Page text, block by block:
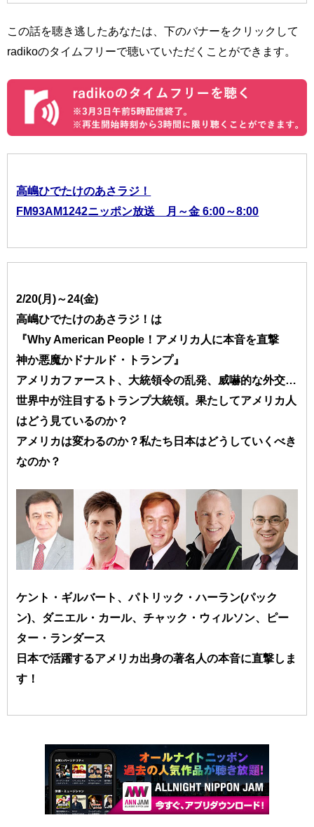
この話を聴き逃したあなたは、下のバナーをクリックして
radikoのタイムフリーで聴いていただくことができます。
高嶋ひでたけのあさラジ！
FM93AM1242ニッポン放送 月～金 6:00～8:00
2/20(月)～24(金)
高嶋ひでたけのあさラジ！は
『Why American People！アメリカ人に本音を直撃
神か悪魔かドナルド・トランプ』
アメリカファースト、大統領令の乱発、威嚇的な外交…
世界中が注目するトランプ大統領。果たしてアメリカ人
はどう見ているのか？
アメリカは変わるのか？私たち日本はどうしていくべき
なのか？
ケント・ギルバート、パトリック・ハーラン(パック
ン)、ダニエル・カール、チャック・ウィルソン、ピー
ター・ランダース
日本で活躍するアメリカ出身の著名人の本音に直撃しま
す！